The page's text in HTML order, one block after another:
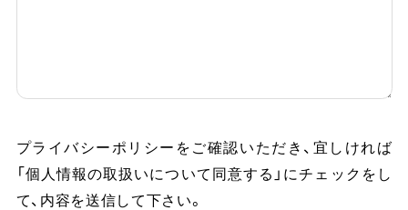
プライバシーポリシーをご確認いただき、 宜しければ
「個人情報の取扱いについて同意する」にチェックをし
て、内容を送信して下さい。